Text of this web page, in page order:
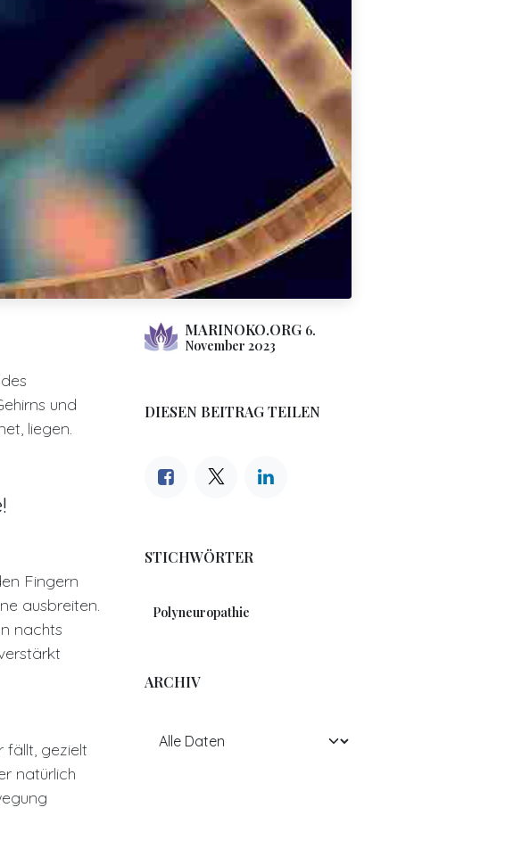
und
liegen.
Fingern
ausbreiten.
nachts
fällt, gezielt
natürlich
MARINOKO.ORG 6.
November 2023
DIESEN BEITRAG TEILEN
STICHWÖRTER
Polyneuropathie
ARCHIV